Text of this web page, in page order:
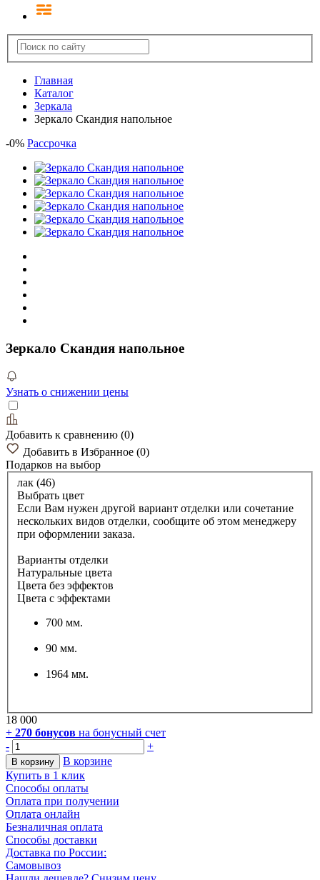
Главная
Каталог
Зеркала
Зеркало Скандия напольное
-0% Рассрочка
Зеркало Скандия напольное
Узнать о снижении цены
Добавить к сравнению (0)
Добавить в Избранное (0)
Подарков на выбор
лак (46)
Выбрать цвет
Если Вам нужен другой вариант отделки или сочетание
нескольких видов отделки, сообщите об этом менеджеру
при оформлении заказа.
Варианты отделки
Натуральные цвета
Цвета без эффектов
Цвета с эффектами
700 мм.
90 мм.
1964 мм.
18 000
+ 270 бонусов на бонусный счет
-
+
В корзину
В корзине
Купить в 1 клик
Способы оплаты
Оплата при получении
Оплата онлайн
Безналичная оплата
Способы доставки
Доставка по России:
Самовывоз